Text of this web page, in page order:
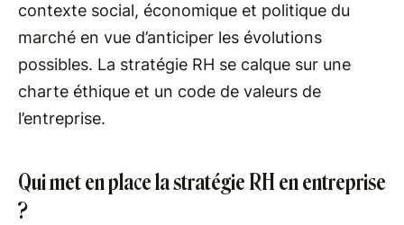
contexte social, économique et politique du
marché en vue d’anticiper les évolutions
possibles. La stratégie RH se calque sur une
charte éthique et un code de valeurs de
l’entreprise.
Qui met en place la stratégie RH en entreprise
?